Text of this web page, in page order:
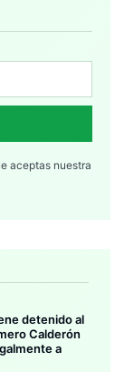
aceptas nuestra
detenido al
Calderón
a